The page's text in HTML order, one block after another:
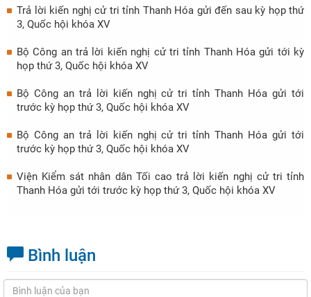
Trả lời kiến nghị cử tri tỉnh Thanh Hóa gửi đến sau kỳ họp thứ
3, Quốc hội khóa XV
Bộ Công an trả lời kiến nghị cử tri tỉnh Thanh Hóa gửi tới kỳ
họp thứ 3, Quốc hội khóa XV
Bộ Công an trả lời kiến nghị cử tri tỉnh Thanh Hóa gửi tới
trước kỳ họp thứ 3, Quốc hội khóa XV
Bộ Công an trả lời kiến nghị cử tri tỉnh Thanh Hóa gửi tới
trước kỳ họp thứ 3, Quốc hội khóa XV
Viện Kiểm sát nhân dân Tối cao trả lời kiến nghị cử tri tỉnh
Thanh Hóa gửi tới trước kỳ họp thứ 3, Quốc hội khóa XV
Bình luận